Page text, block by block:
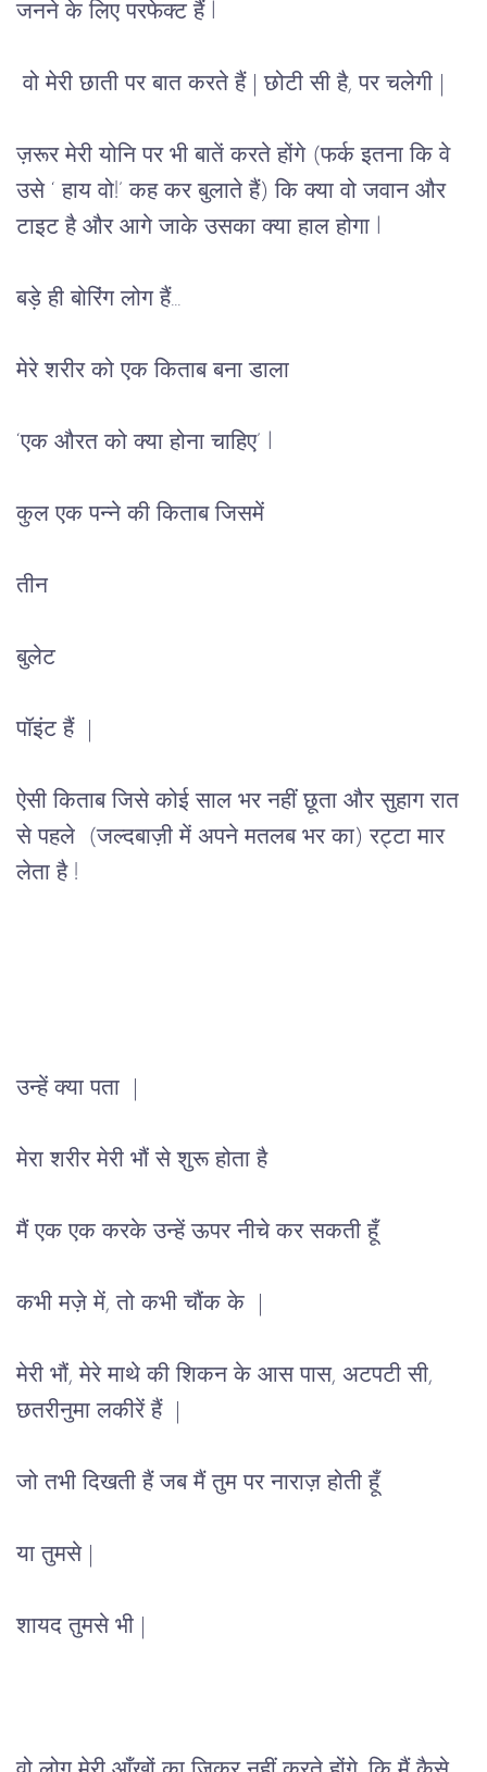
जनने के लिए परफेक्ट हैं l
वो मेरी छाती पर बात करते हैं | छोटी सी है, पर चलेगी |
ज़रूर मेरी योनि पर भी बातें करते होंगे (फर्क इतना कि वे
उसे ‘ हाय वो!’ कह कर बुलाते हैं) कि क्या वो जवान और
टाइट है और आगे जाके उसका क्या हाल होगा
बड़े ही बोरिंग लोग हैं...
मेरे शरीर को एक किताब बना डाला
‘एक औरत को क्या होना चाहिए’ l
कुल एक पन्ने की किताब जिसमें
तीन
बुलेट
पॉइंट हैं
ऐसी किताब जिसे कोई साल भर नहीं छूता और सुहाग रात
से पहले (जल्दबाज़ी में अपने मतलब भर का) रट्टा मार
लेता है !
उन्हें क्या पता |
मेरा शरीर मेरी भौं से शुरू होता है
मैं एक एक करके उन्हें ऊपर नीचे कर सकती हूँ
कभी मज़े में, तो कभी चौंक के
मेरी भौं, मेरे माथे की शिकन के आस पास, अटपटी सी,
छतरीनुमा लकीरें हैं
जो तभी दिखती हैं जब मैं तुम पर नाराज़ होती हूँ
या तुमसे |
शायद तुमसे भी |